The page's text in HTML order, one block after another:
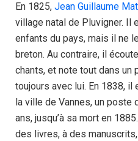
En 1825, Jean Guillaume
village natal de Pluvigner. Il
enfants du pays, mais il ne
breton. Au contraire, il
chants, et note tout dans un
toujours avec lui. En 1838,
la ville de Vannes, un poste
ans, jusqu’à sa mort en
des livres, à des